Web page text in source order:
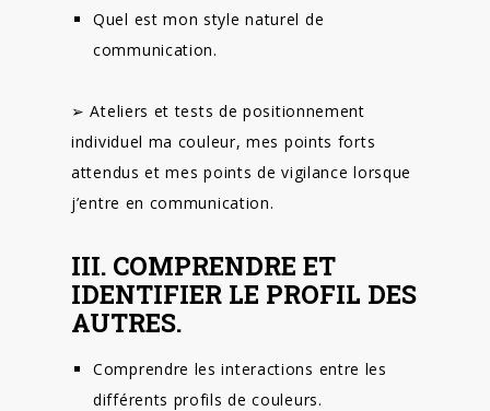
Quel est mon style naturel de
communication.
➢ Ateliers et tests de positionnement
individuel ma couleur, mes points forts
attendus et mes points de vigilance lorsque
j’entre en communication.
III. COMPRENDRE ET
IDENTIFIER LE PROFIL DES
AUTRES.
Comprendre les interactions entre les
différents profils de couleurs.